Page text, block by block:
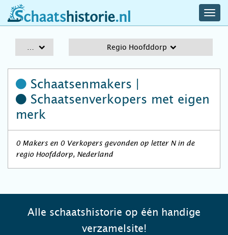
schaatshistorie.nl
Regio Hoofddorp
Schaatsenmakers |
Schaatsenverkopers met eigen
merk
0 Makers en 0 Verkopers gevonden op letter N in de
regio Hoofddorp, Nederland
Alle schaatshistorie op één handige
verzamelsite!